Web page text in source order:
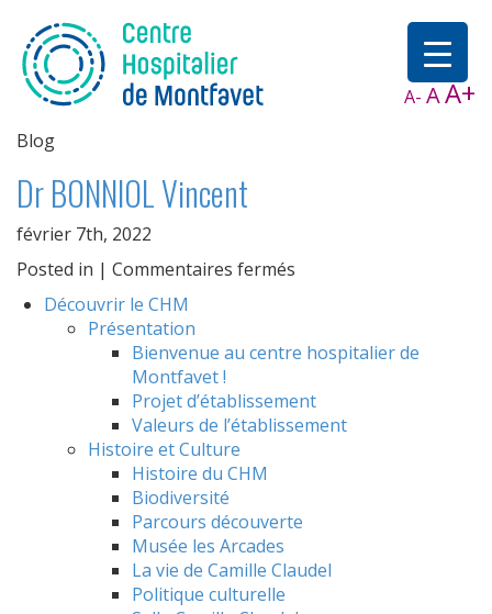
A- AA+
Blog
Dr BONNIOL Vincent
février 7th, 2022
Posted in | Commentaires fermés
Vincent
Découvrir le CHM
Présentation
Bienvenue au centre hospitalier de
Montfavet !
Projet d’établissement
Valeurs de l’établissement
Histoire et Culture
Histoire du CHM
Biodiversité
Parcours découverte
Musée les Arcades
La vie de Camille Claudel
Politique culturelle